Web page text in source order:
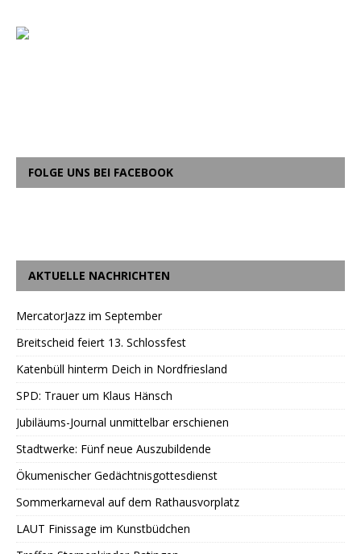
FOLGE UNS BEI FACEBOOK
AKTUELLE NACHRICHTEN
MercatorJazz im September
Breitscheid feiert 13. Schlossfest
Katenbüll hinterm Deich in Nordfriesland
SPD: Trauer um Klaus Hänsch
Jubiläums-Journal unmittelbar erschienen
Stadtwerke: Fünf neue Auszubildende
Ökumenischer Gedächtnisgottesdienst
Sommerkarneval auf dem Rathausvorplatz
LAUT Finissage im Kunstbüdchen